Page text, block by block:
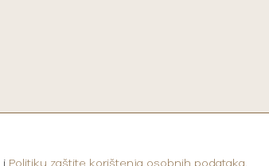
i Politiku zaštite korištenja osobnih podataka.